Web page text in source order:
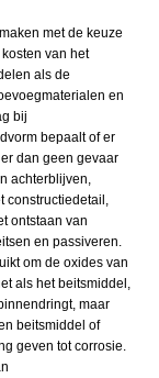
met de keuze
van het
als de
en
bij
bepaalt of er
dan geen gevaar
achterblijven,
constructiedetail,
ontstaan van
en passiveren.
om de oxides van
als het beitsmiddel,
maar
beitsmiddel of
geven tot corrosie.